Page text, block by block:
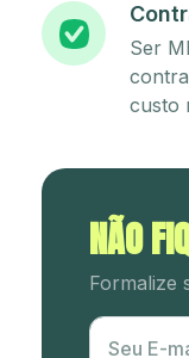
Ser
custo
NÃO
Formalize
Utm
Seu E-